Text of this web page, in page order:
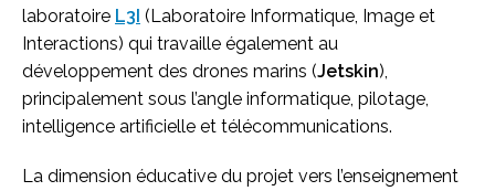
laboratoire L3I (Laboratoire Informatique, Image et
Interactions) qui travaille également au
développement des drones marins (Jetskin),
principalement sous l’angle informatique, pilotage,
intelligence artificielle et télécommunications.
La dimension éducative du projet vers l’enseignement